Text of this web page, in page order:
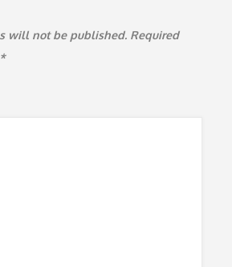
will not be published. Required
*